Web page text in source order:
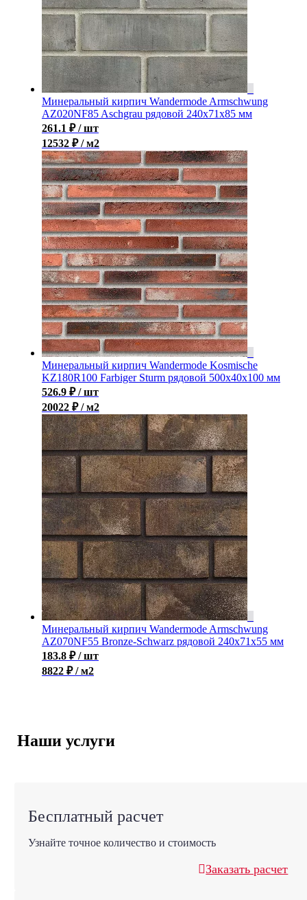
Минеральный кирпич Wandermode Armschwung
AZ020NF85 Aschgrau рядовой 240x71x85 мм
261.1 ₽ / шт
12532 ₽ / м2
Минеральный кирпич Wandermode Kosmische
KZ180R100 Farbiger Sturm рядовой 500x40x100 мм
526.9 ₽ / шт
20022 ₽ / м2
Минеральный кирпич Wandermode Armschwung
AZ070NF55 Bronze-Schwarz рядовой 240x71x55 мм
183.8 ₽ / шт
8822 ₽ / м2
Наши услуги
Бесплатный расчет
Узнайте точное количество и стоимость
Заказать расчет